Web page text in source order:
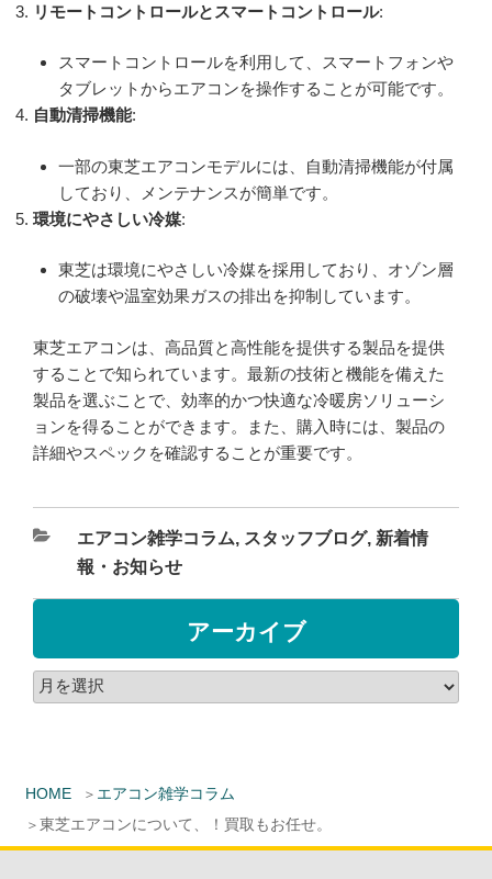
HOME
エアコン雑学コラム
東芝エアコンについて、！買取もお任せ。
リモートコントロールとスマートコントロール:
スマートコントロールを利用して、スマートフォンや
タブレットからエアコンを操作することが可能です。
自動清掃機能:
一部の東芝エアコンモデルには、自動清掃機能が付属
しており、メンテナンスが簡単です。
環境にやさしい冷媒:
東芝は環境にやさしい冷媒を採用しており、オゾン層
の破壊や温室効果ガスの排出を抑制しています。
東芝エアコンは、高品質と高性能を提供する製品を提供
することで知られています。最新の技術と機能を備えた
製品を選ぶことで、効率的かつ快適な冷暖房ソリューシ
ョンを得ることができます。また、購入時には、製品の
詳細やスペックを確認することが重要です。
エアコン雑学コラム, スタッフブログ, 新着情
報・お知らせ
アーカイブ